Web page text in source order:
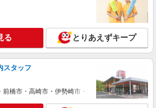
る とりあえずキープ
スタッフ
前橋市・高崎市・伊勢崎市・太田市・館林市・藤